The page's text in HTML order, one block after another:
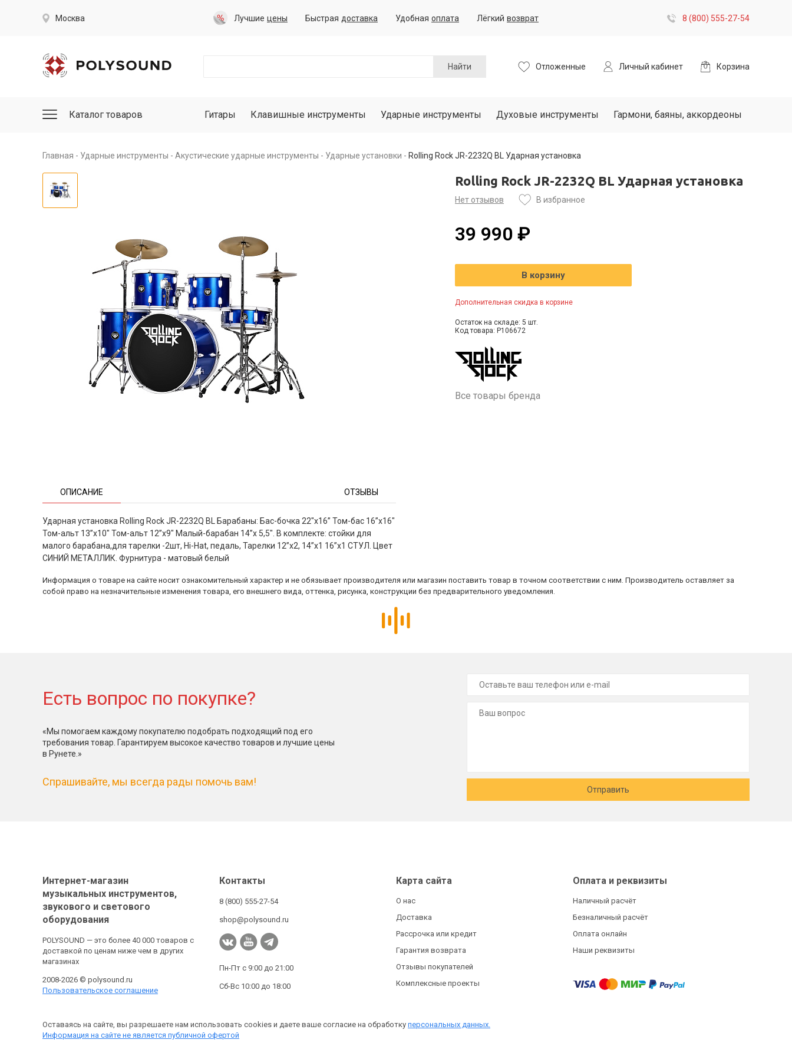
Москва Лучшие цены Быстрая доставка Удобная оплата Лёгкий возврат 8 (800) 555-27-54
Найти Отложенные Личный кабинет Корзина
Каталог товаров Гитары Клавишные инструменты Ударные инструменты Духовые инструменты Гармони, баяны, аккордеоны
Главная Ударные инструменты Акустические ударные инструменты Ударные установки Rolling Rock JR-2232Q BL Ударная установка
ОПИСАНИЕ ОТЗЫВЫ
Ударная установка Rolling Rock JR-2232Q BL Барабаны: Бас-бочка 22"х16” Том-бас 16”x16"
Том-альт 13”x10" Том-альт 12”x9" Малый-барабан 14”x 5,5". В комплекте: стойки для
малого барабана,для тарелки -2шт, Hi-Hat, педаль, Тарелки 12”х2, 14”х1 16”х1 СТУЛ. Цвет
СИНИЙ МЕТАЛЛИК. Фурнитура - матовый белый
Rolling Rock JR-2232Q BL Ударная установка
Нет отзывов В избранное
39 990 ₽
В корзину
Дополнительная скидка в корзине
Остаток на складе: 5 шт.
Код товара: P106672
Все товары бренда
Информация о товаре на сайте носит ознакомительный характер и не обязывает производителя или магазин поставить товар в точном соответствии с ним. Производитель оставляет за
собой право на незначительные изменения товара, его внешнего вида, оттенка, рисунка, конструкции без предварительного уведомления.
Есть вопрос по покупке?
«Мы помогаем каждому покупателю подобрать подходящий под его
требования товар. Гарантируем высокое качество товаров и лучшие цены
в Рунете.»
Спрашивайте, мы всегда рады помочь вам!
Отправить
Интернет-магазин
музыкальных инструментов,
звукового и светового
оборудования
POLYSOUND — это более 40 000 товаров с
доставкой по ценам ниже чем в других
магазинах
2008-2026 © polysound.ru
Пользовательское соглашение
Контакты
8 (800) 555-27-54
shop@polysound.ru
Пн-Пт с 9:00 до 21:00
Сб-Вс 10:00 до 18:00
Карта сайта
О нас
Доставка
Рассрочка или кредит
Гарантия возврата
Отзывы покупателей
Комплексные проекты
Оплата и реквизиты
Наличный расчёт
Безналичный расчёт
Оплата онлайн
Наши реквизиты
Оставаясь на сайте, вы разрешаете нам использовать cookies и даете ваше согласие на обработку персональных данных.
Информация на сайте не является публичной офертой